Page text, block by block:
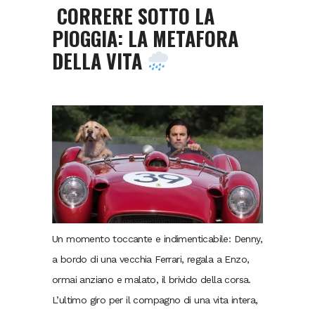
CORRERE SOTTO LA
PIOGGIA: LA METAFORA
DELLA VITA
Un momento toccante e indimenticabile: Denny,
a bordo di una vecchia Ferrari, regala a Enzo,
ormai anziano e malato, il brivido della corsa.
L’ultimo giro per il compagno di una vita intera,